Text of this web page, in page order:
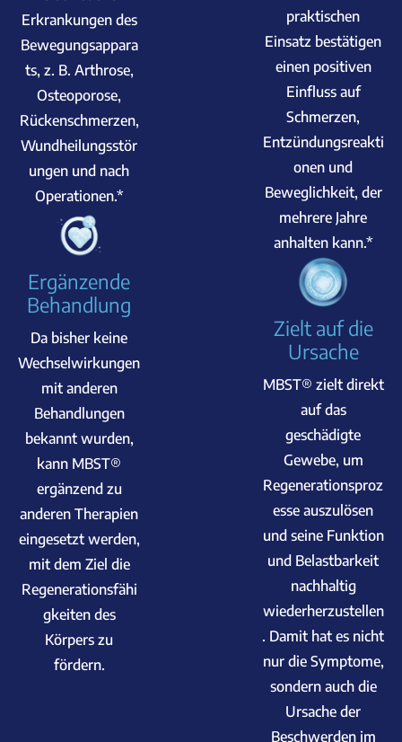
Erkrankungen des
Bewegungsappara
ts, z. B. Arthrose,
Osteoporose,
Rückenschmerzen,
Wundheilungsstör
ungen und nach
Operationen.*
Ergänzende
Behandlung
Da bisher keine
Wechselwirkungen
mit anderen
Behandlungen
bekannt wurden,
kann MBST®
ergänzend zu
anderen Therapien
eingesetzt werden,
mit dem Ziel die
Regenerationsfähi
gkeiten des
Körpers zu
fördern.
praktischen
Einsatz bestätigen
einen positiven
Einfluss auf
Schmerzen,
Entzündungsreakti
onen und
Beweglichkeit, der
mehrere Jahre
anhalten kann.*
Zielt auf die
Ursache
MBST® zielt direkt
auf das
geschädigte
Gewebe, um
Regenerationsproz
esse auszulösen
und seine Funktion
und Belastbarkeit
nachhaltig
wiederherzustellen
. Damit hat es nicht
nur die Symptome,
sondern auch die
Ursache der
Beschwerden im